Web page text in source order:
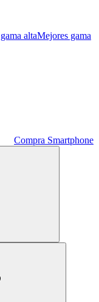
altaMejores gama
Compra Smartphone